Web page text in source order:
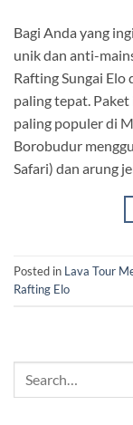
Bagi Anda yang
unik dan anti-
Rafting Sungai Elo
paling tepat.
paling populer di
Borobudur
Safari) dan arung
Posted in Lava Tour
Rafting Elo